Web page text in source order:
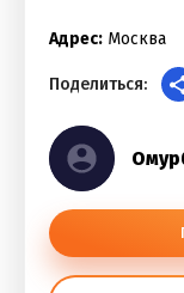
Адрес: Москва
Поделиться: